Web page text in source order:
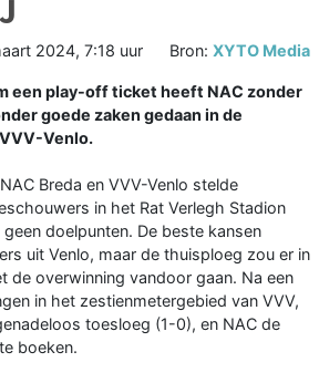
2024, 7:18 uur Bron: XYTO Media
een play-off ticket heeft NAC zonder
goede zaken gedaan in de
Venlo.
Breda en VVV-Venlo stelde
in het Rat Verlegh Stadion
doelpunten. De beste kansen
uit Venlo, maar de thuisploeg zou er in
de overwinning vandoor gaan. Na een
in het zestienmetergebied van VVV,
toesloeg (1-0), en NAC de
boeken.